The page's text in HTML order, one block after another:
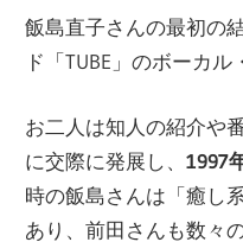
飯島直子さんの最初の
ド「TUBE」のボーカル
お二人は知人の紹介や
に交際に発展し、1997
時の飯島さんは「癒し
あり、前田さんも数々